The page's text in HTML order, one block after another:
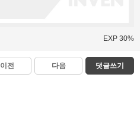
EXP 30%
이전 다음 댓글쓰기